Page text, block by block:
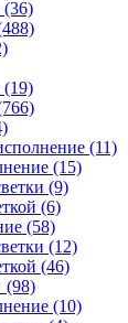
(36)
(19)
(11)
(15)
(9)
(6)
(58)
(12)
(46)
(98)
(10)